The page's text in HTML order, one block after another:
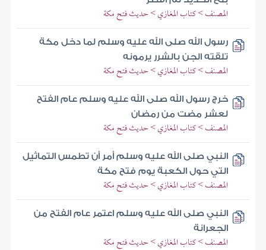
المصنف > كتاب المغازي > حديث فتح مكة
رسول الله صلى الله عليه وسلم لما دخل مكة
تلقته الجن بالشرر يرمونه
المصنف > كتاب المغازي > حديث فتح مكة
خرج رسول الله صلى الله عليه وسلم عام الفتح
لعشر مضت من رمضان
المصنف > كتاب المغازي > حديث فتح مكة
النبي صلى الله عليه وسلم أمر أن تطمس التماثيل
التي حول الكعبة يوم فتح مكة
المصنف > كتاب المغازي > حديث فتح مكة
النبي صلى الله عليه وسلم اعتمر عام الفتح من
الجعرانة
المصنف > كتاب المغازي > حديث فتح مكة